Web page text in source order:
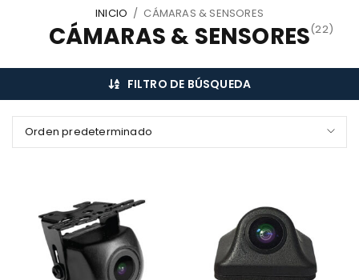
INICIO / CÁMARAS & SENSORES
CÁMARAS & SENSORES(22)
FILTRO DE BÚSQUEDA
Orden predeterminado